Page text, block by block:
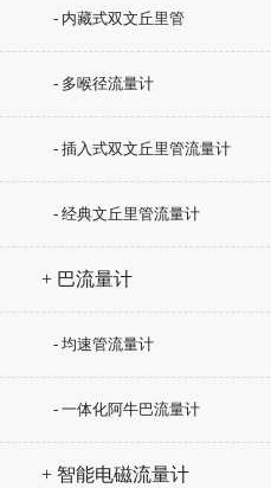
- 内藏式双文丘里管
- 多喉径流量计
- 插入式双文丘里管流量计
- 经典文丘里管流量计
+ 巴流量计
- 均速管流量计
- 一体化阿牛巴流量计
+ 智能电磁流量计